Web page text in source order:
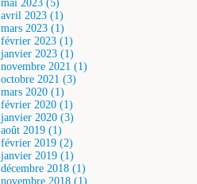
mai 2023 (5)
avril 2023 (1)
mars 2023 (1)
février 2023 (1)
janvier 2023 (1)
novembre 2021 (1)
octobre 2021 (3)
mars 2020 (1)
février 2020 (1)
janvier 2020 (3)
août 2019 (1)
février 2019 (2)
janvier 2019 (1)
décembre 2018 (1)
novembre 2018 (1)